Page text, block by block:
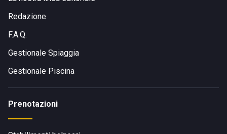
Redazione
F.A.Q.
Gestionale Spiaggia
Gestionale Piscina
Prenotazioni